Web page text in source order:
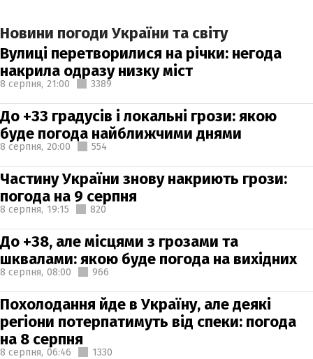
Новини погоди України та світу
Вулиці перетворилися на річки: негода
накрила одразу низку міст
8 серпня, 21:00 3389
До +33 градусів і локальні грози: якою
буде погода найближчими днями
8 серпня, 20:00 554
Частину України знову накриють грози:
погода на 9 серпня
8 серпня, 19:15 820
До +38, але місцями з грозами та
шквалами: якою буде погода на вихідних
8 серпня, 08:00 966
Похолодання йде в Україну, але деякі
регіони потерпатимуть від спеки: погода
на 8 серпня
8 серпня, 06:46 1330